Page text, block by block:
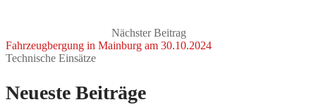
Nächster Beitrag
Fahrzeugbergung in Mainburg am 30.10.2024
Technische Einsätze
Neueste Beiträge